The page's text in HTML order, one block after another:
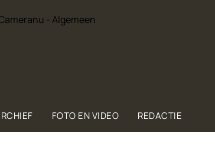
FOTO EN VIDEO REDACTIE